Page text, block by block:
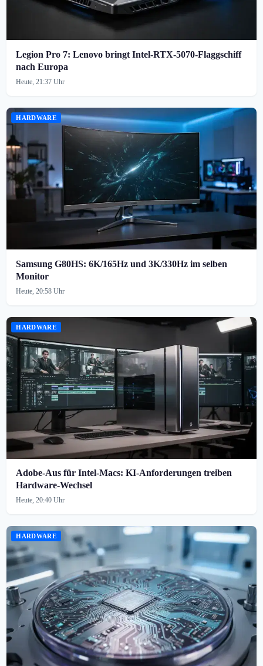
Legion Pro 7: Lenovo bringt Intel-RTX-5070-Flaggschiff
nach Europa
Heute, 21:37 Uhr
HARDWARE
Samsung G80HS: 6K/165Hz und 3K/330Hz im selben
Monitor
Heute, 20:58 Uhr
HARDWARE
Adobe-Aus für Intel-Macs: KI-Anforderungen treiben
Hardware-Wechsel
Heute, 20:40 Uhr
HARDWARE